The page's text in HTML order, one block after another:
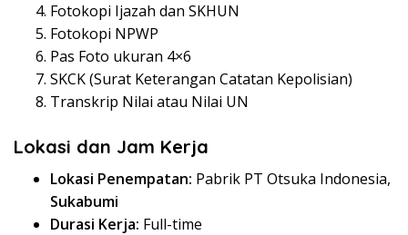
Fotokopi Ijazah dan SKHUN
Fotokopi NPWP
Pas Foto ukuran 4×6
SKCK (Surat Keterangan Catatan Kepolisian)
Transkrip Nilai atau Nilai UN
Lokasi dan Jam Kerja
Lokasi Penempatan: Pabrik PT Otsuka Indonesia,
Sukabumi
Durasi Kerja: Full-time